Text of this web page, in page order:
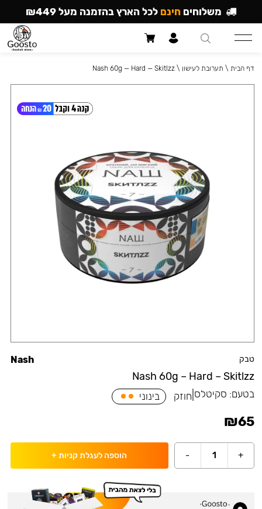
טבק
Nash 60g – Hard – Skitlzz
Nash
בטעם: סקיטלס חוזק בינוני
₪65
+
1
- הוספה לעגלת קניות +
דף הבית \ תערובת לעישון \
Nash 60g — Hard — Skitlzz
משלוחים חינם לכל הארץ בהזמנה מעל ₪449